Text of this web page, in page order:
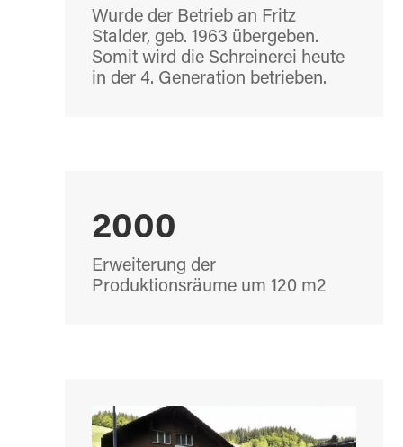
Wurde der Betrieb an Fritz
Stalder, geb. 1963 übergeben.
Somit wird die Schreinerei heute
in der 4. Generation betrieben.
2000
Erweiterung der
Produktionsräume um 120 m2